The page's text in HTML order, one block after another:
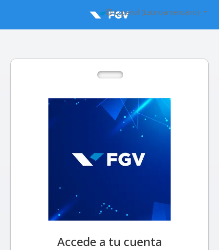
Español (Latinoamericano)
Accede a tu cuenta